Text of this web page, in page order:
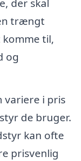
der skal
trængt
til,
og
variere i pris
de bruger.
kan ofte
prisvenlig